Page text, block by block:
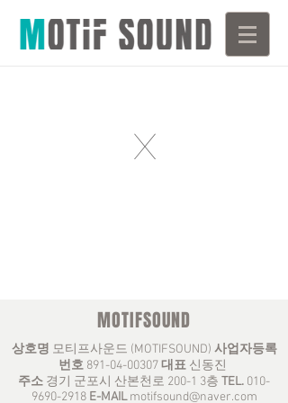
X
MOTIFSOUND
상호명 모티프사운드 (MOTIFSOUND) 사업자등록
번호 891-04-00307대표 신동진
주소 경기 군포시 산본천로 200-1 3층 TEL. 010-
9690-2918 E-MAIL motifsound@naver.com